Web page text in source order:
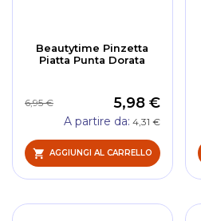
Beautytime Pinzetta
Piatta Punta Dorata
5,98 €
6,95 €
A partire da 4,31 €
AGGIUNGI AL CARRELLO